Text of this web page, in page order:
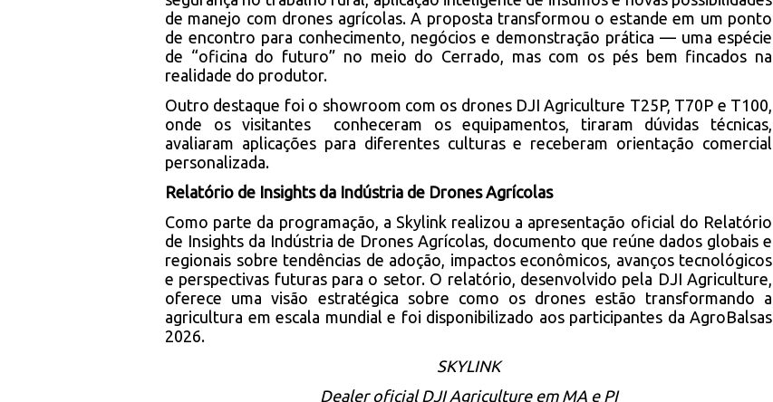
de manejo com drones agrícolas. A proposta transformou o estande em um ponto
de encontro para conhecimento, negócios e demonstração prática — uma espécie
de “oficina do futuro” no meio do Cerrado, mas com os pés bem fincados na
realidade do produtor.
Outro destaque foi o showroom com os drones DJI Agriculture T25P, T70P e T100,
onde os visitantes conheceram os equipamentos, tiraram dúvidas técnicas,
avaliaram aplicações para diferentes culturas e receberam orientação comercial
personalizada.
Relatório de Insights da Indústria de Drones Agrícolas
Como parte da programação, a Skylink realizou a apresentação oficial do Relatório
de Insights da Indústria de Drones Agrícolas, documento que reúne dados globais e
regionais sobre tendências de adoção, impactos econômicos, avanços tecnológicos
e perspectivas futuras para o setor. O relatório, desenvolvido pela DJI Agriculture,
oferece uma visão estratégica sobre como os drones estão transformando a
agricultura em escala mundial e foi disponibilizado aos participantes da AgroBalsas
2026.
SKYLINK
Dealer oficial DJI Agriculture em MA e PI